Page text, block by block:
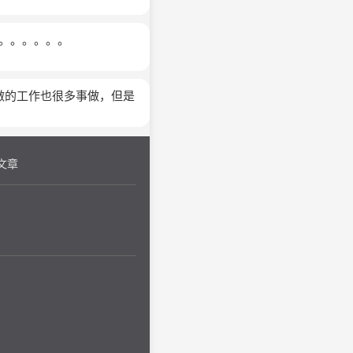
。。。。。
工作也很多事做，但是
章